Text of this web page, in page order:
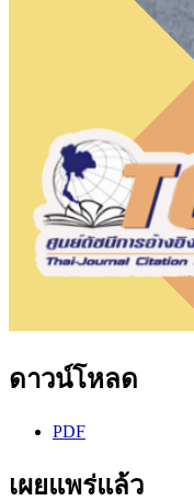
ดาวน์โหลด
PDF
เผยแพร่แล้ว